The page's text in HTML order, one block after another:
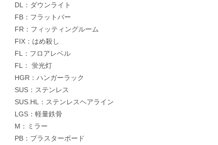
DL：ダウンライト
FB：フラットバー
FR：フィッティングルーム
FIX：はめ殺し
FL：フロアレベル
FL： 蛍光灯
HGR：ハンガーラック
SUS：ステンレス
SUS.HL：ステンレスヘアライン
LGS：軽量鉄骨
M：ミラー
PB：プラスターボード